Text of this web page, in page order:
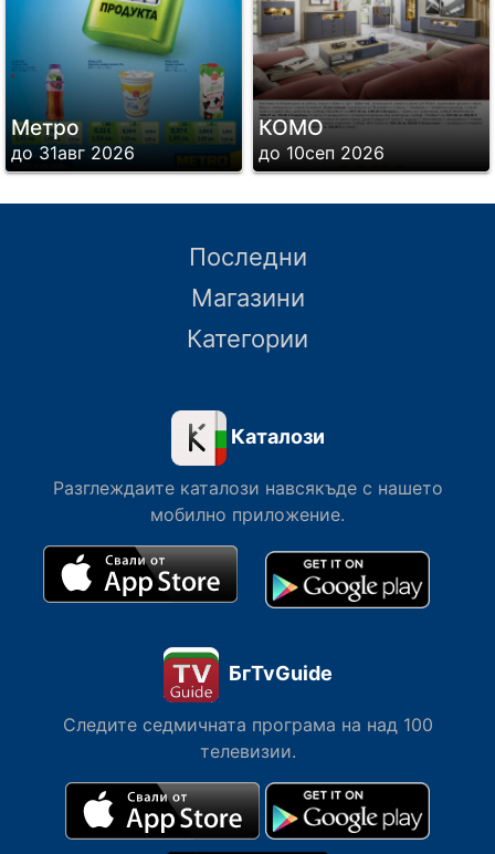
Метро
до 31авг 2026
КОМО
до 10сеп 2026
Последни
Магазини
Категории
Каталози
Разглеждаите каталози навсякъде с нашето
мобилно приложение.
БгTvGuide
Следите седмичната програма на над 100
телевизии.